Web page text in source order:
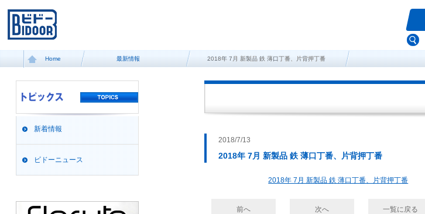
Home 最新情報 2018年 7月 新製品 鉄 薄口丁番、片背押丁番
新着情報
ビドーニュース
2018/7/13
2018年 7月 新製品 鉄 薄口丁番、片背押丁番
2018年 7月 新製品 鉄 薄口丁番、片背押丁番
前へ 次へ 一覧に戻る